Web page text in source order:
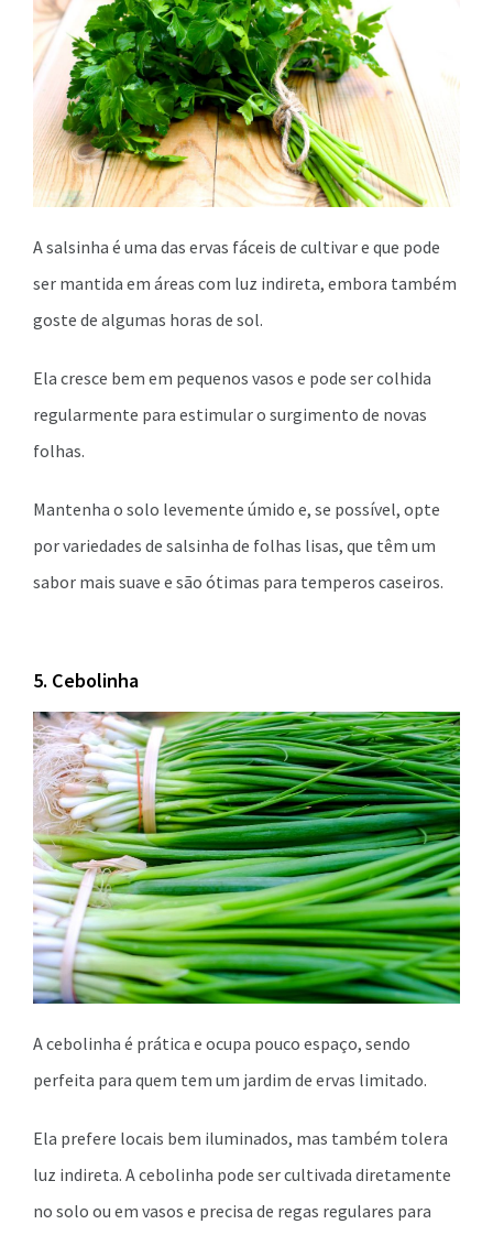
A salsinha é uma das ervas fáceis de cultivar e que pode
ser mantida em áreas com luz indireta, embora também
goste de algumas horas de sol.
Ela cresce bem em pequenos vasos e pode ser colhida
regularmente para estimular o surgimento de novas
folhas.
Mantenha o solo levemente úmido e, se possível, opte
por variedades de salsinha de folhas lisas, que têm um
sabor mais suave e são ótimas para temperos caseiros.
5. Cebolinha
A cebolinha é prática e ocupa pouco espaço, sendo
perfeita para quem tem um jardim de ervas limitado.
Ela prefere locais bem iluminados, mas também tolera
luz indireta. A cebolinha pode ser cultivada diretamente
no solo ou em vasos e precisa de regas regulares para